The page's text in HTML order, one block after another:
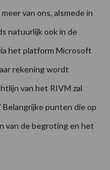
van ons, alsmede in
natuurlijk ook in de
het platform Microsoft
rekening wordt
van het RIVM zal
Belangrijke punten die op
van de begroting en het